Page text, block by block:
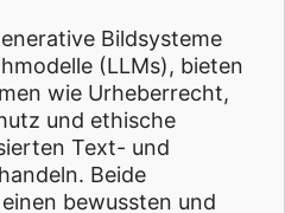
Bildsysteme
(LLMs), bieten
wie Urheberrecht,
und ethische
Text- und
Beide
bewussten und